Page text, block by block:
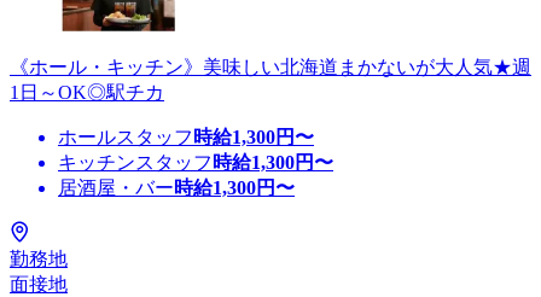
《ホール・キッチン》美味しい北海道まかないが大人気★週
1日～OK◎駅チカ
ホールスタッフ 時給1,300円〜
キッチンスタッフ 時給1,300円〜
居酒屋・バー時給1,300円〜
勤務地
面接地